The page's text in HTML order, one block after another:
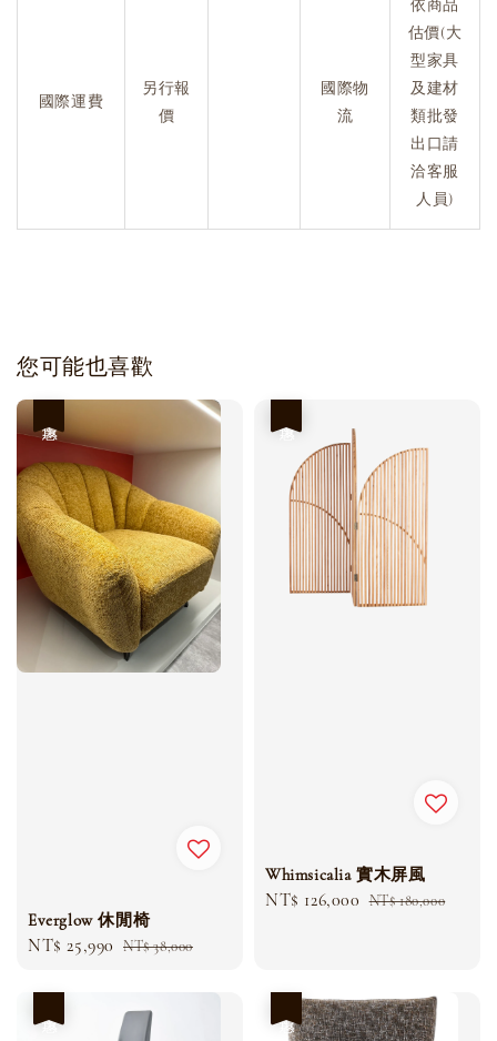
國際運費
另行報
價
國際物
流
依商品
估價(大
型家具
及建材
類批發
出口請
洽客服
人員)
您可能也喜歡
Everglow 休閒椅
Sale
NT$ 25,990 Regular
NT$ 38,000
Whimsicalia 實木屏風
Sale
NT$ 126,000 Regular
NT$ 180,000